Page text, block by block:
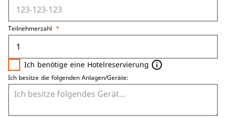
Teilnehmerzahl *
Ich benötige eine Hotelreservierung info_outline
Ich besitze die folgenden Anlagen/Geräte: